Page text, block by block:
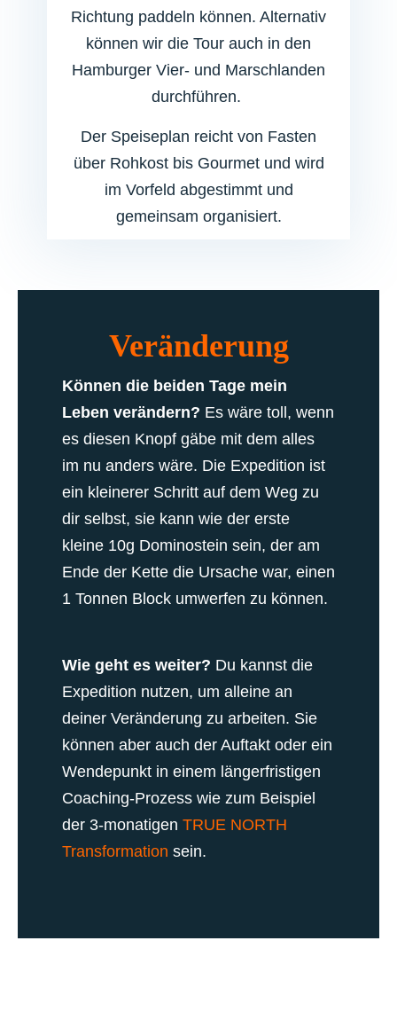
Richtung paddeln können. Alternativ
können wir die Tour auch in den
Hamburger Vier- und Marschlanden
durchführen.
Der Speiseplan reicht von Fasten
über Rohkost bis Gourmet und wird
im Vorfeld abgestimmt und
gemeinsam organisiert.
Veränderung
Können die beiden Tage mein
Leben verändern? Es wäre toll, wenn
es diesen Knopf gäbe mit dem alles
im nu anders wäre. Die Expedition ist
ein kleinerer Schritt auf dem Weg zu
dir selbst, sie kann wie der erste
kleine 10g Dominostein sein, der am
Ende der Kette die Ursache war, einen
1 Tonnen Block umwerfen zu können.
Wie geht es weiter? Du kannst die
Expedition nutzen, um alleine an
deiner Veränderung zu arbeiten. Sie
können aber auch der Auftakt oder ein
Wendepunkt in einem längerfristigen
Coaching-Prozess wie zum Beispiel
der 3-monatigen TRUE NORTH
Transformation sein.